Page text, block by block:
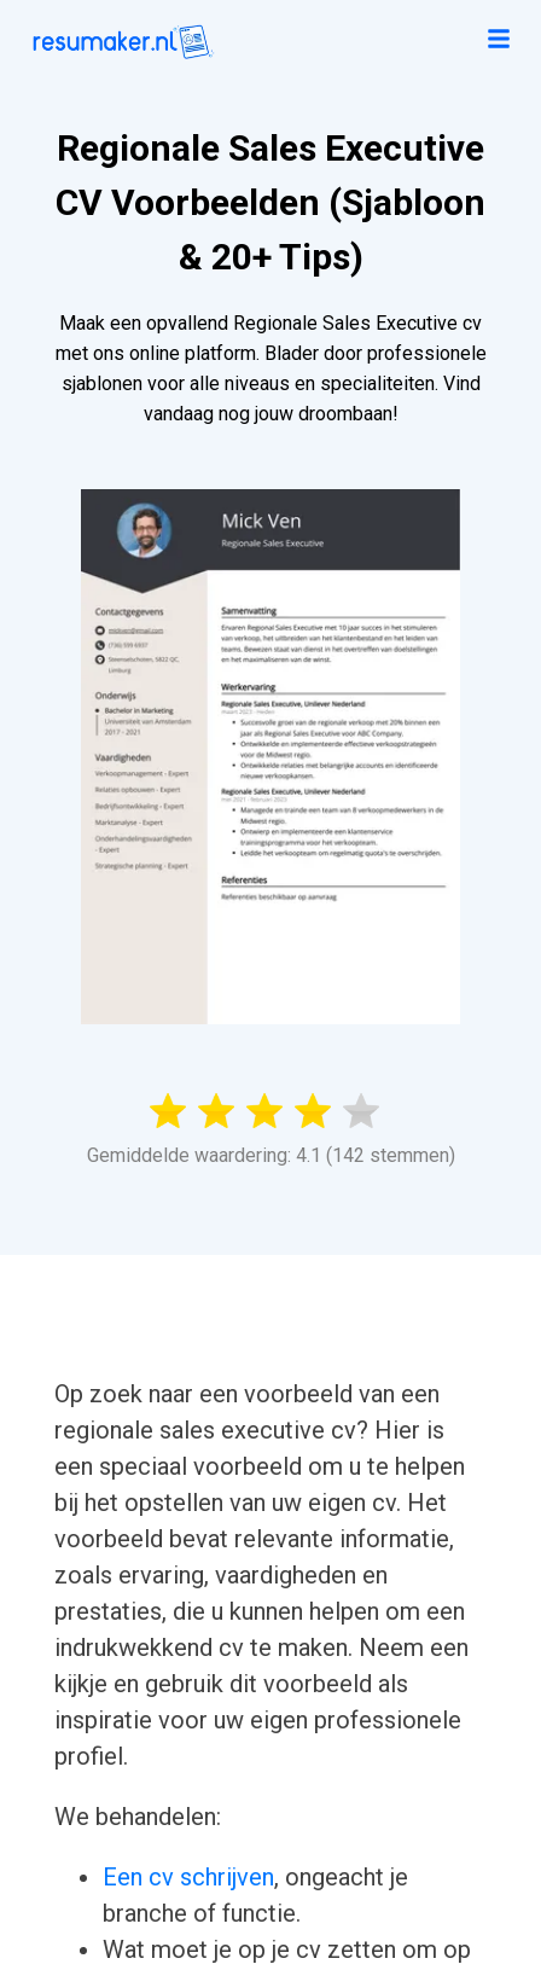
Regionale Sales Executive
CV Voorbeelden (Sjabloon
& 20+ Tips)
Maak een opvallend Regionale Sales Executive cv
met ons online platform. Blader door professionele
sjablonen voor alle niveaus en specialiteiten. Vind
vandaag nog jouw droombaan!
Gemiddelde waardering: 4.1 (142 stemmen)
Op zoek naar een voorbeeld van een
regionale sales executive cv? Hier is
een speciaal voorbeeld om u te helpen
bij het opstellen van uw eigen cv. Het
voorbeeld bevat relevante informatie,
zoals ervaring, vaardigheden en
prestaties, die u kunnen helpen om een
indrukwekkend cv te maken. Neem een
kijkje en gebruik dit voorbeeld als
inspiratie voor uw eigen professionele
profiel.
We behandelen:
Een cv schrijven, ongeacht je
branche of functie.
Wat moet je op je cv zetten om op